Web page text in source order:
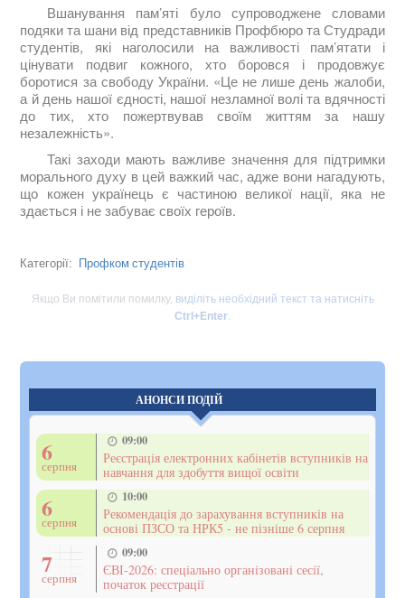
Вшанування пам’яті було супроводжене словами
подяки та шани від представників Профбюро та Студради
студентів, які наголосили на важливості пам’ятати і
цінувати подвиг кожного, хто боровся і продовжує
боротися за свободу України. «Це не лише день жалоби,
а й день нашої єдності, нашої незламної волі та вдячності
до тих, хто пожертвував своїм життям за нашу
незалежність».
Такі заходи мають важливе значення для підтримки
морального духу в цей важкий час, адже вони нагадують,
що кожен українець є частиною великої нації, яка не
здається і не забуває своїх героїв.
Категорії: Профком студентів
Якщо Ви помітили помилку, виділіть необхідний текст та натисніть
Ctrl+Enter
АНОНСИ ПОДІЙ
6
серпня
09:00
Реєстрація електронних кабінетів вступників на
навчання для здобуття вищої освіти
6
серпня
10:00
Рекомендація до зарахування вступників на
основі ПЗСО та НРК5 - не пізніше 6 серпня
7
серпня
09:00
ЄВІ-2026: спеціально організовані сесії,
початок реєстрації